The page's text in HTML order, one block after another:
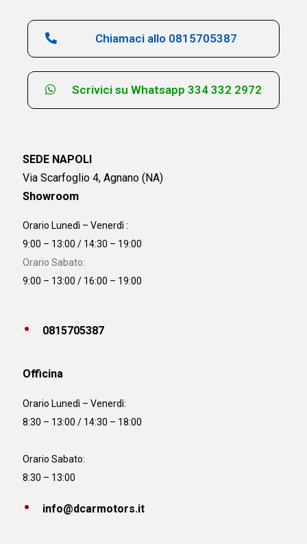
Chiamaci allo 0815705387
Scrivici su Whatsapp 334 332 2972
SEDE NAPOLI
Via Scarfoglio 4, Agnano (NA)
Showroom
Orario Lunedì – Venerdì :
9:00 – 13:00 / 14:30 – 19:00
Orario Sabato:
9:00 – 13:00 / 16:00 – 19:00
0815705387
Officina
Orario Lunedì – Venerdì:
8:30 – 13:00 / 14:30 – 18:00
Orario Sabato:
8:30 – 13:00
info@dcarmotors.it